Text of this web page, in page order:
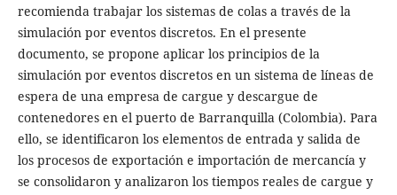
recomienda trabajar los sistemas de colas a través de la
simulación por eventos discretos. En el presente
documento, se propone aplicar los principios de la
simulación por eventos discretos en un sistema de líneas de
espera de una empresa de cargue y descargue de
contenedores en el puerto de Barranquilla (Colombia). Para
ello, se identificaron los elementos de entrada y salida de
los procesos de exportación e importación de mercancía y
se consolidaron y analizaron los tiempos reales de cargue y